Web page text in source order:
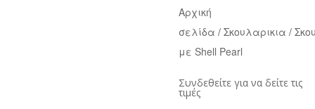
Αρχική
σελίδα / Σκουλαρικια /
με Shell Pearl
Συνδεθείτε για να δείτε τις
τιμές